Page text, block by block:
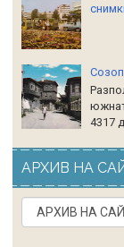
4317
АРХИВ НА